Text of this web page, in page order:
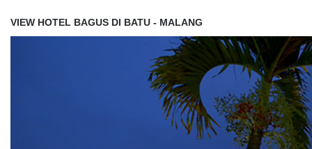
VIEW HOTEL BAGUS DI BATU - MALANG